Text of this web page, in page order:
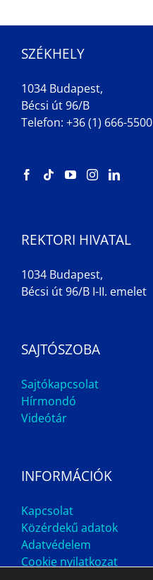
SZÉKHELY
1034 Budapest,
Bécsi út 96/B
Telefon: +36 (1) 666-5500
REKTORI HIVATAL
1034 Budapest,
Bécsi út 96/B I-II. emelet
SAJTÓSZOBA
Sajtókapcsolat
Hírmondó
Videótár
INFORMÁCIÓK
Kapcsolat
Közérdekű adatok
Adatvédelem
Cookie nyilatkozat